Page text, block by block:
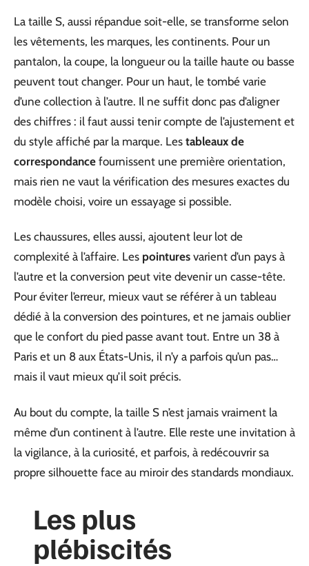
La taille S, aussi répandue soit-elle, se transforme selon
les vêtements, les marques, les continents. Pour un
pantalon, la coupe, la longueur ou la taille haute ou basse
peuvent tout changer. Pour un haut, le tombé varie
d’une collection à l’autre. Il ne suffit donc pas d’aligner
des chiffres : il faut aussi tenir compte de l’ajustement et
du style affiché par la marque. Les tableaux de
correspondance fournissent une première orientation,
mais rien ne vaut la vérification des mesures exactes du
modèle choisi, voire un essayage si possible.
Les chaussures, elles aussi, ajoutent leur lot de
complexité à l’affaire. Les pointures varient d’un pays à
l’autre et la conversion peut vite devenir un casse-tête.
Pour éviter l’erreur, mieux vaut se référer à un tableau
dédié à la conversion des pointures, et ne jamais oublier
que le confort du pied passe avant tout. Entre un 38 à
Paris et un 8 aux États-Unis, il n’y a parfois qu’un pas…
mais il vaut mieux qu’il soit précis.
Au bout du compte, la taille S n’est jamais vraiment la
même d’un continent à l’autre. Elle reste une invitation à
la vigilance, à la curiosité, et parfois, à redécouvrir sa
propre silhouette face au miroir des standards mondiaux.
Les plus
plébiscités